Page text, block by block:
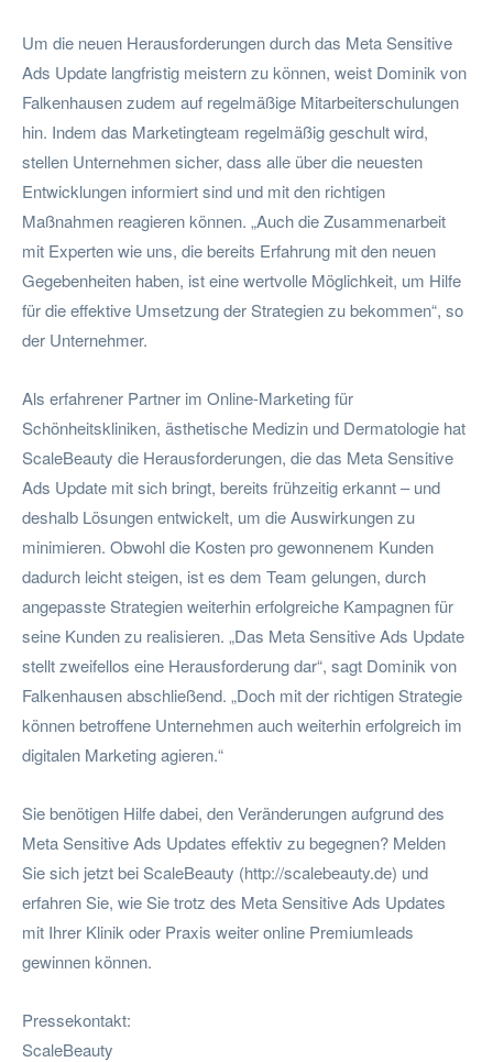
Um die neuen Herausforderungen durch das Meta Sensitive
Ads Update langfristig meistern zu können, weist Dominik von
Falkenhausen zudem auf regelmäßige Mitarbeiterschulungen
hin. Indem das Marketingteam regelmäßig geschult wird,
stellen Unternehmen sicher, dass alle über die neuesten
Entwicklungen informiert sind und mit den richtigen
Maßnahmen reagieren können. „Auch die Zusammenarbeit
mit Experten wie uns, die bereits Erfahrung mit den neuen
Gegebenheiten haben, ist eine wertvolle Möglichkeit, um Hilfe
für die effektive Umsetzung der Strategien zu bekommen“, so
der Unternehmer.
Als erfahrener Partner im Online-Marketing für
Schönheitskliniken, ästhetische Medizin und Dermatologie hat
ScaleBeauty die Herausforderungen, die das Meta Sensitive
Ads Update mit sich bringt, bereits frühzeitig erkannt – und
deshalb Lösungen entwickelt, um die Auswirkungen zu
minimieren. Obwohl die Kosten pro gewonnenem Kunden
dadurch leicht steigen, ist es dem Team gelungen, durch
angepasste Strategien weiterhin erfolgreiche Kampagnen für
seine Kunden zu realisieren. „Das Meta Sensitive Ads Update
stellt zweifellos eine Herausforderung dar“, sagt Dominik von
Falkenhausen abschließend. „Doch mit der richtigen Strategie
können betroffene Unternehmen auch weiterhin erfolgreich im
digitalen Marketing agieren.“
Sie benötigen Hilfe dabei, den Veränderungen aufgrund des
Meta Sensitive Ads Updates effektiv zu begegnen? Melden
Sie sich jetzt bei ScaleBeauty (http://scalebeauty.de) und
erfahren Sie, wie Sie trotz des Meta Sensitive Ads Updates
mit Ihrer Klinik oder Praxis weiter online Premiumleads
gewinnen können.
Pressekontakt:
ScaleBeauty